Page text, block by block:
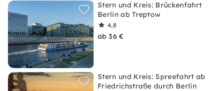
Stern und Kreis: Brückenfahrt
Berlin ab Treptow
4,8
ab 36 €
Stern und Kreis: Spreefahrt ab
Friedrichstraße durch Berlin